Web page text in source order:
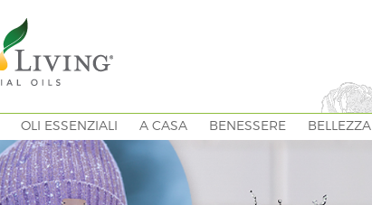
OLI ESSENZIALI A CASA BENESSERE BELLEZZA